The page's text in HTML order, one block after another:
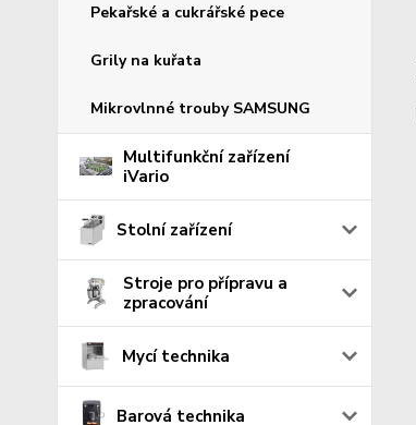
Pekařské a cukrářské pece
Grily na kuřata
Mikrovlnné trouby SAMSUNG
Multifunkční zařízení
iVario
Stolní zařízení
Stroje pro přípravu a
zpracování
Mycí technika
Barová technika